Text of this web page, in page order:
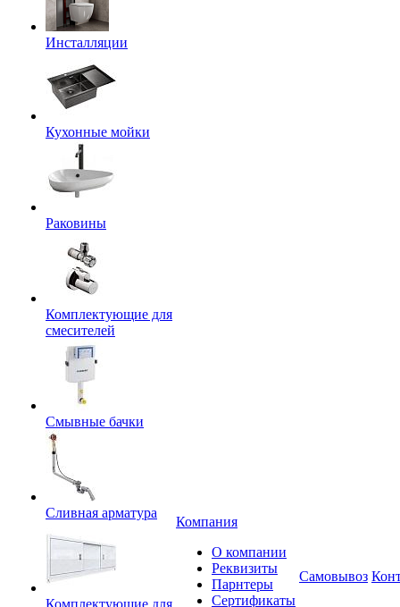
Инсталляции
Кухонные мойки
Раковины
Комплектующие для
смесителей
Смывные бачки
Сливная арматура
Комплектующие для
Компания
О компании
Реквизиты
Парнтеры
Сертификаты
Самовывоз